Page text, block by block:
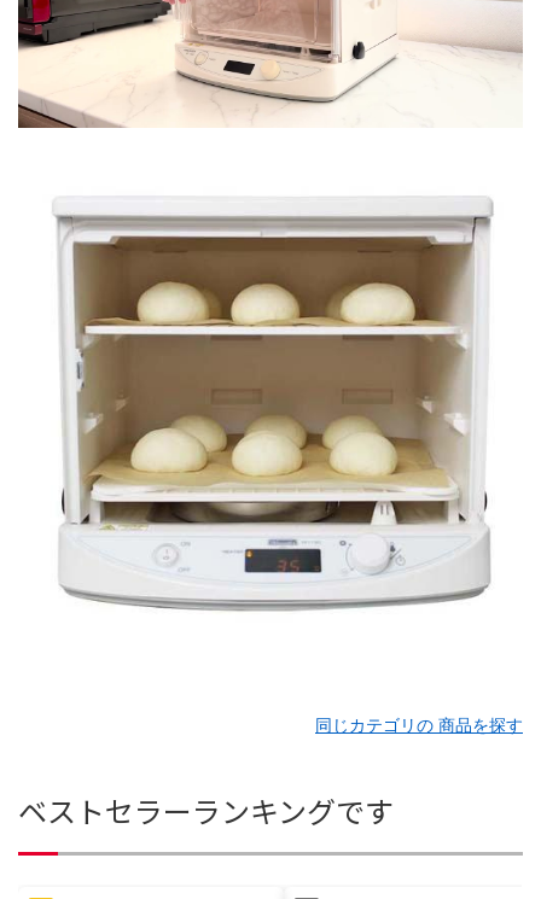
同じカテゴリの 商品を探す
ベストセラーランキングです